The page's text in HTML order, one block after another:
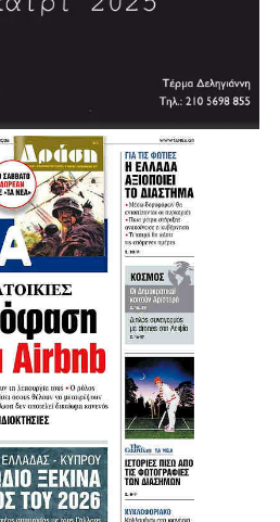
έφτασε ο πρώην
του ΠΑΣΟΚ, Ευάγγελος
Χάρης Δούκας αλλά και
Προκόπης